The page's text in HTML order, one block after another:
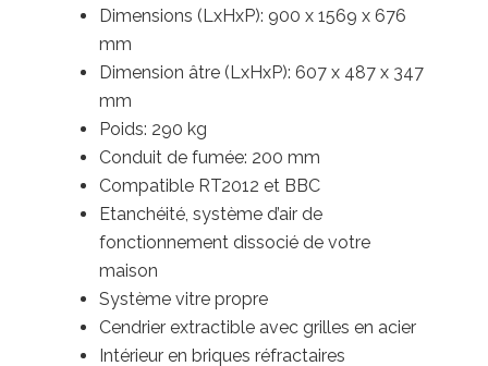
Dimensions (LxHxP): 900 x 1569 x 676
mm
Dimension âtre (LxHxP): 607 x 487 x 347
mm
Poids: 290 kg
Conduit de fumée: 200 mm
Compatible RT2012 et BBC
Etanchéité, système d’air de
fonctionnement dissocié de votre
maison
Système vitre propre
Cendrier extractible avec grilles en acier
Intérieur en briques réfractaires